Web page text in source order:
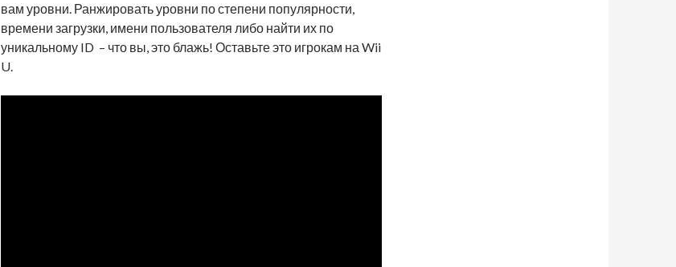
вам уровни. Ранжировать уровни по степени популярности,
времени загрузки, имени пользователя либо найти их по
уникальному ID – что вы, это блажь! Оставьте это игрокам на Wii
U.